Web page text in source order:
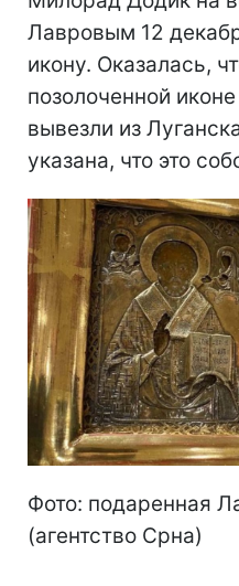
Лавровым 12
икону. Оказалась,
позолоченной
вывезли из
указана, что это
Фото: подаренная
(агентство Срна)